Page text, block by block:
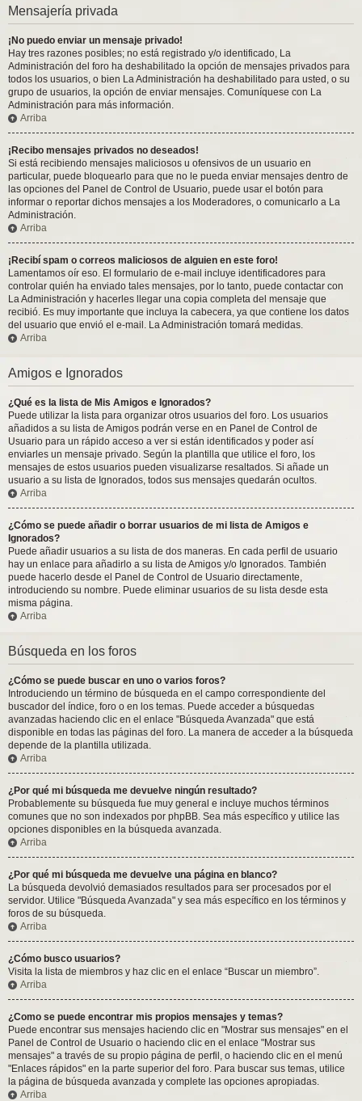
Mensajería privada
¡No puedo enviar un mensaje privado!
Hay tres razones posibles; no está registrado y/o identificado, La
Administración del foro ha deshabilitado la opción de mensajes privados para
todos los usuarios, o bien La Administración ha deshabilitado para usted, o su
grupo de usuarios, la opción de enviar mensajes. Comuníquese con La
Administración para más información.
Arriba
¡Recibo mensajes privados no deseados!
Si está recibiendo mensajes maliciosos u ofensivos de un usuario en
particular, puede bloquearlo para que no le pueda enviar mensajes dentro de
las opciones del Panel de Control de Usuario, puede usar el botón para
informar o reportar dichos mensajes a los Moderadores, o comunicarlo a La
Administración.
Arriba
¡Recibí spam o correos maliciosos de alguien en este foro!
Lamentamos oír eso. El formulario de e-mail incluye identificadores para
controlar quién ha enviado tales mensajes, por lo tanto, puede contactar con
La Administración y hacerles llegar una copia completa del mensaje que
recibió. Es muy importante que incluya la cabecera, ya que contiene los datos
del usuario que envió el e-mail. La Administración tomará medidas.
Arriba
Amigos e Ignorados
¿Qué es la lista de Mis Amigos e Ignorados?
Puede utilizar la lista para organizar otros usuarios del foro. Los usuarios
añadidos a su lista de Amigos podrán verse en en Panel de Control de
Usuario para un rápido acceso a ver si están identificados y poder así
enviarles un mensaje privado. Según la plantilla que utilice el foro, los
mensajes de estos usuarios pueden visualizarse resaltados. Si añade un
usuario a su lista de Ignorados, todos sus mensajes quedarán ocultos.
Arriba
¿Cómo se puede añadir o borrar usuarios de mi lista de Amigos e
Ignorados?
Puede añadir usuarios a su lista de dos maneras. En cada perfil de usuario
hay un enlace para añadirlo a su lista de Amigos y/o Ignorados. También
puede hacerlo desde el Panel de Control de Usuario directamente,
introduciendo su nombre. Puede eliminar usuarios de su lista desde esta
misma página.
Arriba
Búsqueda en los foros
¿Cómo se puede buscar en uno o varios foros?
Introduciendo un término de búsqueda en el campo correspondiente del
buscador del índice, foro o en los temas. Puede acceder a búsquedas
avanzadas haciendo clic en el enlace "Búsqueda Avanzada" que está
disponible en todas las páginas del foro. La manera de acceder a la búsqueda
depende de la plantilla utilizada.
Arriba
¿Por qué mi búsqueda me devuelve ningún resultado?
Probablemente su búsqueda fue muy general e incluye muchos términos
comunes que no son indexados por phpBB. Sea más específico y utilice las
opciones disponibles en la búsqueda avanzada.
Arriba
¿Por qué mi búsqueda me devuelve una página en blanco?
La búsqueda devolvió demasiados resultados para ser procesados por el
servidor. Utilice "Búsqueda Avanzada" y sea más específico en los términos y
foros de su búsqueda.
Arriba
¿Cómo busco usuarios?
Visita la lista de miembros y haz clic en el enlace “Buscar un miembro”.
Arriba
¿Como se puede encontrar mis propios mensajes y temas?
Puede encontrar sus mensajes haciendo clic en "Mostrar sus mensajes" en el
Panel de Control de Usuario o haciendo clic en el enlace "Mostrar sus
mensajes" a través de su propio página de perfil, o haciendo clic en el menú
"Enlaces rápidos" en la parte superior del foro. Para buscar sus temas, utilice
la página de búsqueda avanzada y complete las opciones apropiadas.
Arriba